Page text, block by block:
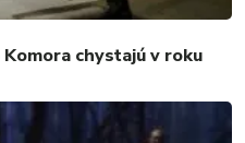
chystajú v roku